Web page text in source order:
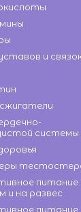
и
системы
питание
и на развес
питание